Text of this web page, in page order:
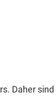
Daher